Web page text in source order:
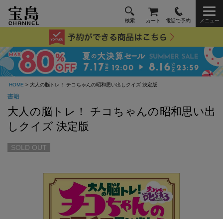
検索 カート 電話で予約 メニュー
HOME > 大人の脳トレ！ チコちゃんの昭和思い出しクイズ 決定版
書籍
大人の脳トレ！ チコちゃんの昭和思い出
しクイズ 決定版
SOLD OUT